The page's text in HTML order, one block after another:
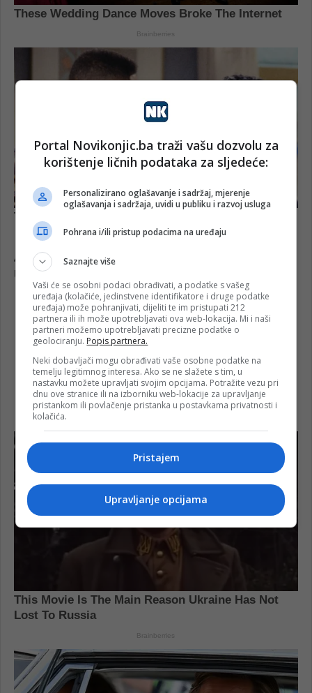
Portal Novikonjic.ba traži vašu dozvolu za
korištenje ličnih podataka za sljedeće:
Personalizirano oglašavanje i sadržaj, mjerenje
oglašavanja i sadržaja, uvidi u publiku i razvoj usluga
Pohrana i/ili pristup podacima na uređaju
Saznajte više
Vaši će se osobni podaci obrađivati, a podatke s vašeg
uređaja (kolačiće, jedinstvene identifikatore i druge podatke
uređaja) može pohranjivati, dijeliti te im pristupati 212
partnera ili ih može upotrebljavati ova web-lokacija. Mi i naši
partneri možemo upotrebljavati precizne podatke o
geolociranju. Popis partnera.
Neki dobavljači mogu obrađivati vaše osobne podatke na
temelju legitimnog interesa. Ako se ne slažete s tim, u
nastavku možete upravljati svojim opcijama. Potražite vezu pri
dnu ove stranice ili na izborniku web-lokacije za upravljanje
pristankom ili povlačenje pristanka u postavkama privatnosti i
kolačića.
Pristajem
Upravljanje opcijama